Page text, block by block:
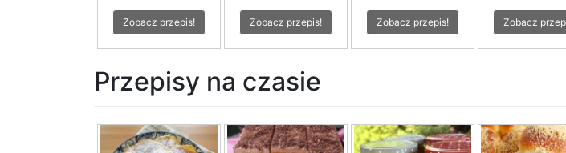
Zobacz przepis! Zobacz przepis! Zobacz przepis! Zobacz
Przepisy na czasie